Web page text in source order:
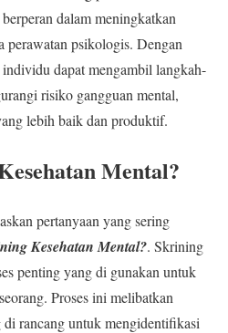
dalam meningkatkan
perawatan psikologis. Dengan
dapat mengambil langkah-
risiko gangguan mental,
lebih baik dan produktif.
Mental?
pertanyaan yang sering
Kesehatan Mental?. Skrining
penting yang di gunakan untuk
Proses ini melibatkan
di rancang untuk mengidentifikasi